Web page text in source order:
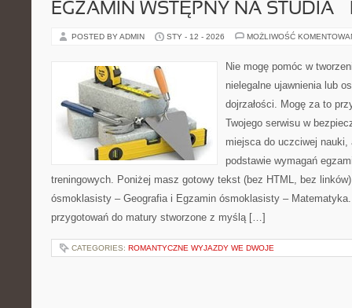
EGZAMIN WSTĘPNY NA STUDIA –
POSTED BY ADMIN STY - 12 - 2026 MOŻLIWOŚĆ
Nie mogę pomóc w
nielegalne ujawnienia lub
dojrzałości. Mogę za to
Twojego serwisu w
miejsca do uczciwej nauki,
podstawie wymagań
treningowych. Poniżej masz gotowy tekst (bez HTML, bez
ósmoklasisty – Geografia i Egzamin ósmoklasisty –
przygotowań do matury stworzone z myślą […]
CATEGORIES: ROMANTYCZNE WYJAZDY WE DWOJE